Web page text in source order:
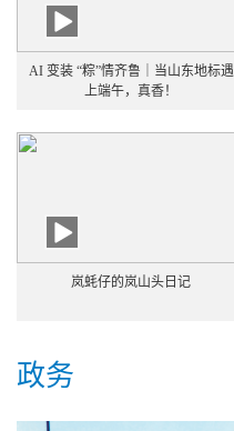
AI 变装 “粽”情齐鲁｜当山东地标遇
上端午，真香！
岚蚝仔的岚山头日记
政务